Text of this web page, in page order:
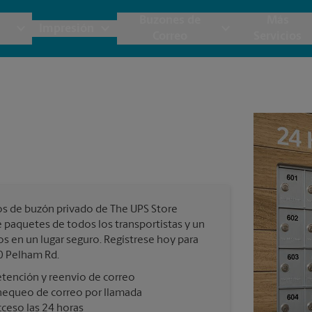
Cajas y Suministros de Mudanza
Garantía de Embalaje y Envío
de Envío y Embalaje
Tarjetas Postales
Tarjetas Comerciales
Todos los Servicios de Impresión
de buzón privado de The UPS Store
paquetes de todos los transportistas y un
en un lugar seguro. Regístrese hoy para
Pelham Rd.
y reenvío de correo
de correo por llamada
las 24 horas